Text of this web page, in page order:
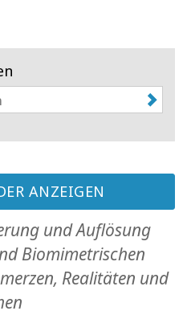
ANZEIGEN
und Auflösung
Biomimetrischen
Realitäten und